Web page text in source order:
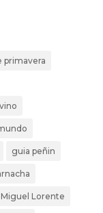
primavera
guia peñin
Miguel Lorente